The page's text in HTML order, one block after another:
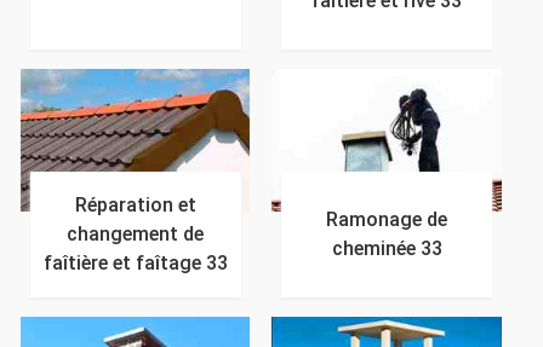
Réparation et
changement de
faîtière et faîtage 33
Ramonage de
cheminée 33